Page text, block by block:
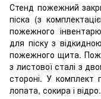
Стенд пожежний
піска (з
пожежного
для піску з
пожежного щита.
з листової сталі з
стороні. У комплект
лопата, сокира і відро.